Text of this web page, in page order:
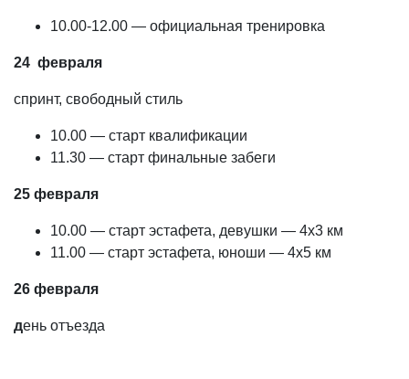
10.00-12.00 — официальная тренировка
24 февраля
спринт, свободный стиль
10.00 — старт квалификации
11.30 — старт финальные забеги
25 февраля
10.00 — старт эстафета, девушки — 4х3 км
11.00 — старт эстафета, юноши — 4х5 км
26 февраля
день отъезда